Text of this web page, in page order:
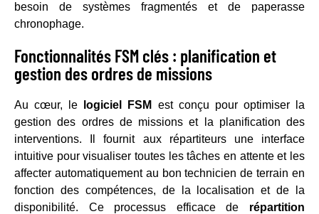
besoin de systèmes fragmentés et de paperasse
chronophage.
Fonctionnalités FSM clés : planification et
gestion des ordres de missions
Au cœur, le logiciel FSM
est conçu pour optimiser la
gestion des ordres de missions et la planification des
interventions. Il fournit aux répartiteurs une interface
intuitive pour visualiser toutes les tâches en attente et les
affecter automatiquement au bon technicien de terrain en
fonction des compétences, de la localisation et de la
disponibilité. Ce processus efficace de répartition